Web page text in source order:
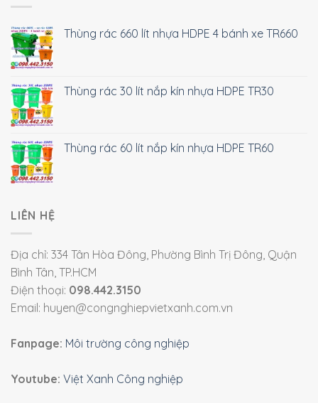
Thùng rác 660 lít nhựa HDPE 4 bánh xe TR660
Thùng rác 30 lít nắp kín nhựa HDPE TR30
Thùng rác 60 lít nắp kín nhựa HDPE TR60
LIÊN HỆ
Địa chỉ: 334 Tân Hòa Đông, Phường Bình Trị Đông, Quận
Bình Tân, TP.HCM
Điện thoại: 098.442.3150
Email: huyen@congnghiepvietxanh.com.vn
Fanpage: Môi trường công nghiệp
Youtube: Việt Xanh Công nghiệp